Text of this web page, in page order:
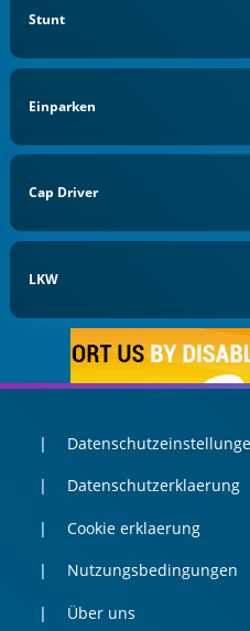
Stunt
Einparken
Cap Driver
LKW
Datenschutzerklaerung
Cookie erklaerung
Nutzungsbedingungen
Über uns